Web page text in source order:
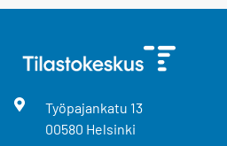
Työpajankatu 13
00580 Helsinki